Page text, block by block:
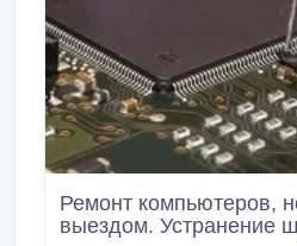
Ремонт компьютеров,
выездом. Устранение